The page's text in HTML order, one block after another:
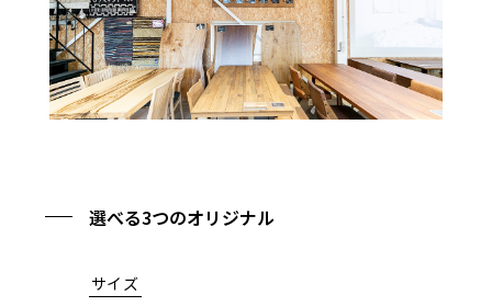
選べる3つのオリジナル
サイズ